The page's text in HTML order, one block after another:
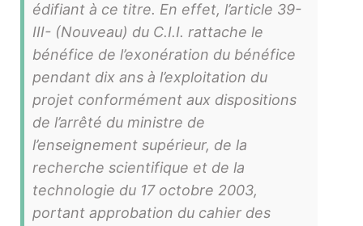
édifiant à ce titre. En effet, l’article 39-
III- (Nouveau) du C.I.I. rattache le
bénéfice de l’exonération du bénéfice
pendant dix ans à l’exploitation du
projet conformément aux dispositions
de l’arrêté du ministre de
l’enseignement supérieur, de la
recherche scientifique et de la
technologie du 17 octobre 2003,
portant approbation du cahier des